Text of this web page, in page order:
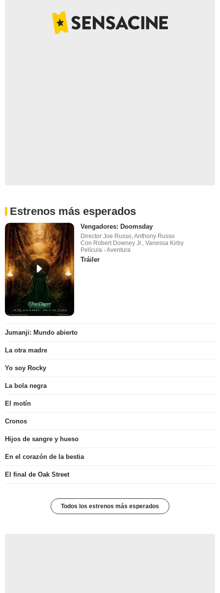
Estrenos más esperados
Vengadores: Doomsday
Director Joe Russo, Anthony Russo
Con Robert Downey Jr., Vanessa Kirby
Película - Aventura
Tráiler
Jumanji: Mundo abierto
La otra madre
Yo soy Rocky
La bola negra
El motín
Cronos
Hijos de sangre y hueso
En el corazón de la bestia
El final de Oak Street
Todos los estrenos más esperados